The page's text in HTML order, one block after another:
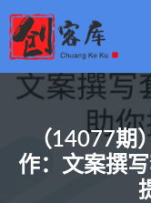
（14077期
作：文案撰